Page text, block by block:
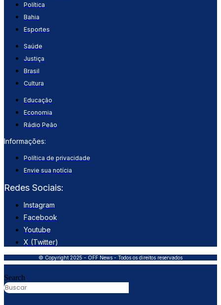
Política
Bahia
Esportes
Saúde
Justiça
Brasil
Cultura
Educação
Economia
Rádio Peão
Informações:
Política de privacidade
Envie sua notícia
Redes Sociais:
Instagram
Facebook
Youtube
X (Twitter)
© Copyright 2025 - OFF News - Todos os direitos reservados
Search